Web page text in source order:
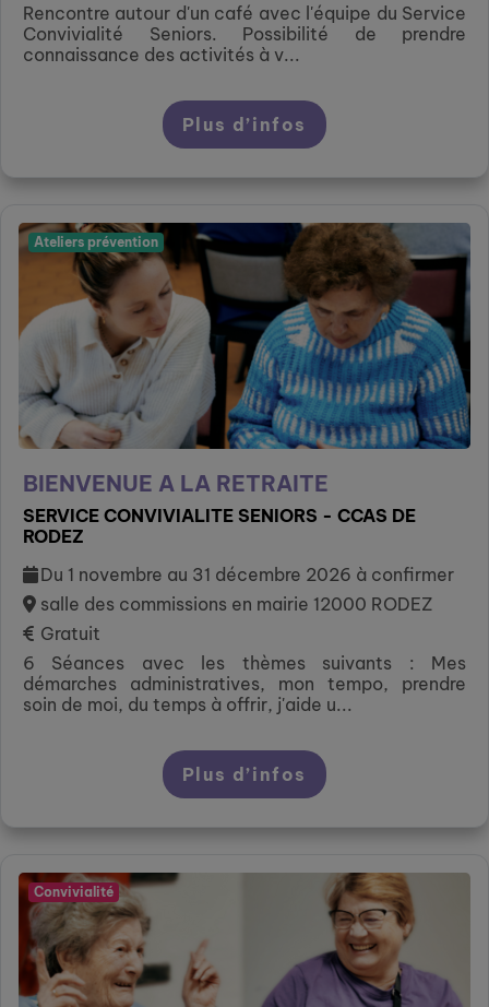
Rencontre autour d'un café avec l'équipe du Service
Convivialité Seniors. Possibilité de prendre
connaissance des activités à v...
Plus d’infos
Ateliers prévention
BIENVENUE A LA RETRAITE
SERVICE CONVIVIALITE SENIORS - CCAS DE
RODEZ
Du 1 novembre au 31 décembre 2026 à confirmer
salle des commissions en mairie 12000 RODEZ
Gratuit
6 Séances avec les thèmes suivants : Mes
démarches administratives, mon tempo, prendre
soin de moi, du temps à offrir, j'aide u...
Plus d’infos
Convivialité